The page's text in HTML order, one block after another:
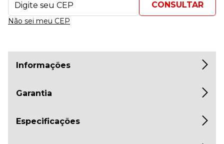
Não sei meu CEP
Informações
Garantia
Especificações